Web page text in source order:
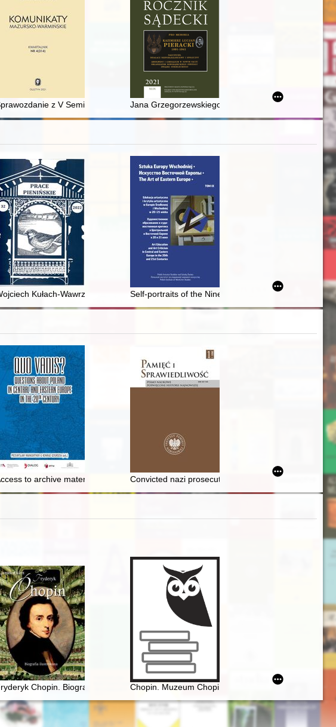
Sarvak III rock reliefz V Seminarium Polsko-Rosyjskiego "Wspólne dziedzictwo Prus
Jana Grzegorzewskiego zainteresowania Słowacją i
Wiktorem Baworowskim
Morskiego w Gdańsku = Social responsibility in educational projects of the
Andrzeja Zamoyskiego i przyczynach jej upadku
Kułach-Wawrzyńcok : Leonardo da Vinci z Gliczarowa
Self-portraits of the Nine Printmakers Group (1947-
w latach 1917-1921
Stutthof w Sztutowie. Niemiecki nazistowski obóz koncentracyjny i zagłady (1939-
to archive materials in the age of technological revolution
Convicted nazi prosecutor : the 1950 case of Josef
Fryderyka Chopina
Chopin. Biografia ilustrowanaChopin. Muzeum Chopina. Chopin Museum